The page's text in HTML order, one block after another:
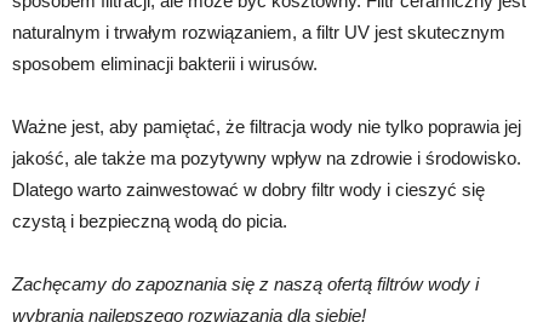
naturalnym i trwałym rozwiązaniem, a filtr UV jest skutecznym
sposobem eliminacji bakterii i wirusów.
Ważne jest, aby pamiętać, że filtracja wody nie tylko poprawia jej
jakość, ale także ma pozytywny wpływ na zdrowie i środowisko.
Dlatego warto zainwestować w dobry filtr wody i cieszyć się
czystą i bezpieczną wodą do picia.
Zachęcamy do zapoznania się z naszą ofertą filtrów wody i
wybrania najlepszego rozwiązania dla siebie!